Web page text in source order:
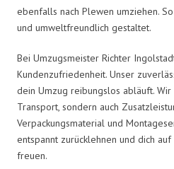
ebenfalls nach Plewen umziehen.
und umweltfreundlich gestaltet.
Bei Umzugsmeister Richter
Kundenzufriedenheit. Unser
dein Umzug reibungslos abläuft.
Transport, sondern auch
Verpackungsmaterial und
entspannt zurücklehnen und dich
freuen.